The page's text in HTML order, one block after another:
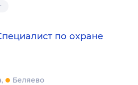
по охране
Беляево